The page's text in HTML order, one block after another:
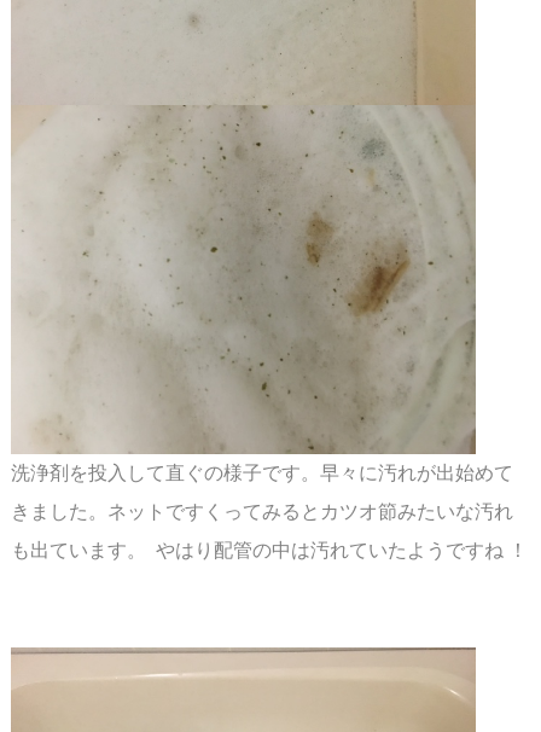
洗浄剤を投入して直ぐの様子です。早々に汚れが出始めて
きました。ネットですくってみると カツオ節みたいな汚れ
も出ています。 やはり配管の中は汚れていたようですね ！